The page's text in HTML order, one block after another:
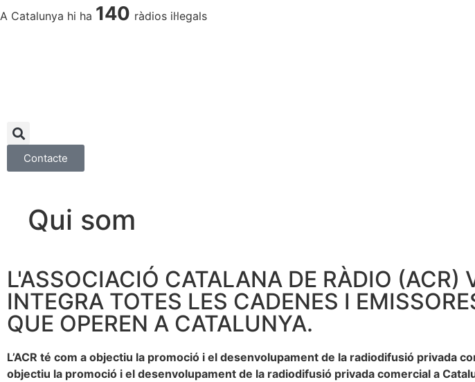
A Catalunya hi ha 140 ràdios il·legals
Contacte
Qui som
L'ASSOCIACIÓ CATALANA DE RÀDIO (ACR)
INTEGRA TOTES LES CADENES I
QUE OPEREN A CATALUNYA.
L’ACR té com a objectiu la promoció i el desenvolupament de la radiodifusió privada
objectiu la promoció i el desenvolupament de la radiodifusió privada comercial a